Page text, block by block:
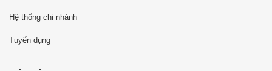
Hệ thống chi nhánh
Tuyển dụng